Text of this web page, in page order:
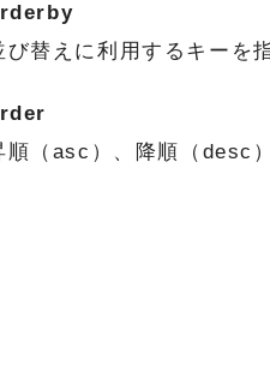
び替えに利用するキーを
順（asc）、降順（desc